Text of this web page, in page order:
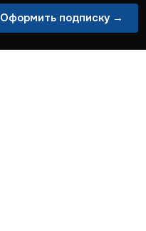
Оформить подписку →